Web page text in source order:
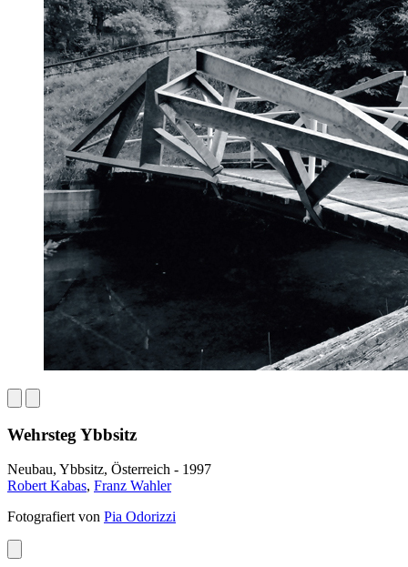
Wehrsteg Ybbsitz
Neubau, Ybbsitz, Österreich - 1997
Robert Kabas, Franz Wahler
Fotografiert von Pia Odorizzi